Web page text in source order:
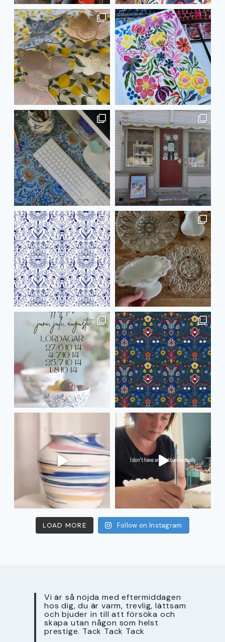
LOAD MORE Follow on Instagram
Vi är så nöjda med eftermiddagen
hos dig, du är varm, trevlig, lättsam
och bjuder in till att försöka och
skapa utan någon som helst
prestige. Tack Tack Tack